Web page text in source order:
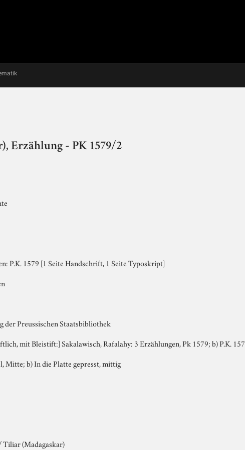
Erzählung - PK 1579/2
P.K. 1579 [1 Seite Handschrift, 1 Seite Typoskript]
der Preussischen Staatsbibliothek
mit Bleistift:] Sakalawisch, Rafalahy: 3 Erzählungen, Pk 1579; b) P.K.
Mitte; b) In die Platte gepresst, mittig
Tiliar (Madagaskar)